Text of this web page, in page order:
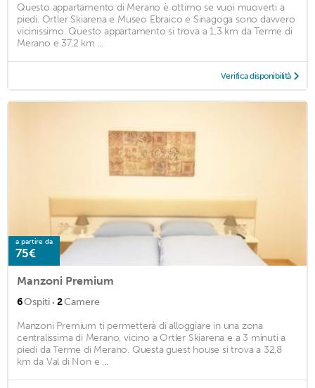
Questo appartamento di Merano è ottimo se vuoi muoverti a
piedi. Ortler Skiarena e Museo Ebraico e Sinagoga sono davvero
vicinissimo. Questo appartamento si trova a 1,3 km da Terme di
Merano e 37,2 km ...
Verifica disponibilità
a partire da
75€
Manzoni Premium
6Ospiti · 2Camere
Manzoni Premium ti permetterà di alloggiare in una zona
centralissima di Merano, vicino a Ortler Skiarena e a 3 minuti a
piedi da Terme di Merano. Questa guest house si trova a 32,8
km da Val di Non e ...